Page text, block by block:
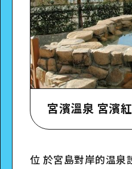
宮濱溫泉 宮濱
位 於宮島對岸的温泉